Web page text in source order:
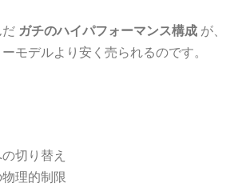
ガチのハイパフォーマンス構成 が、
モデルより安く売られるのです。
切り替え
理的制限